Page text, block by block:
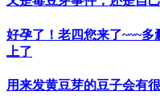
好孕了！老四您来了~~~
上了
用来发黄豆芽的豆子会有